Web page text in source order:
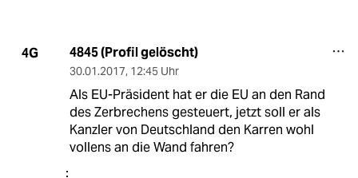
4G 4845 (Profil gelöscht)
30.01.2017, 12:45 Uhr
Als EU-Präsident hat er die EU an den Rand
des Zerbrechens gesteuert, jetzt soll er als
Kanzler von Deutschland den Karren wohl
vollens an die Wand fahren?